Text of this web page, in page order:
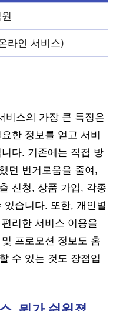
라인 서비스)
비스의 가장 큰 특징은
한 정보를 얻고 서비
다. 기존에는 직접 방
던 번거로움을 줄여,
신청, 상품 가입, 각종
있습니다. 또한, 개인별
리한 서비스 이용을
프로모션 정보도 홈
수 있는 것도 장점입